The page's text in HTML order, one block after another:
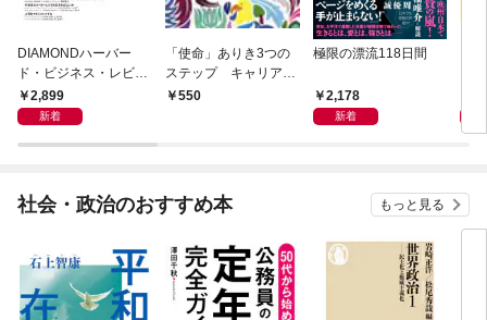
DIAMONDハーバー
ド・ビジネス・レビュ
ー 2026年9月号 特集
「上司をマネジメント
2,899
新着
「使命」ありき3つの
ステップ キャリアの
成功とは何か
550
極限の漂流118日間
2,178
新着
社会・政治のおすすめ本 もっと見る